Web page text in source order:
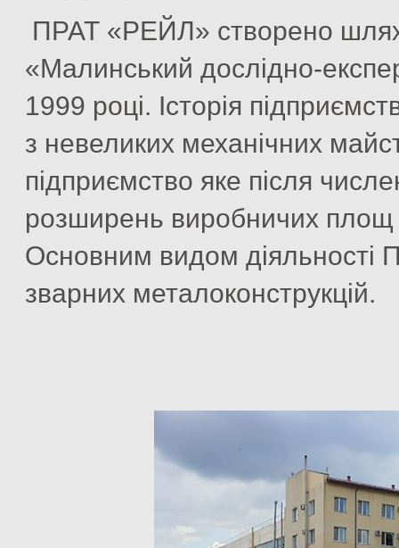
ПРАТ «РЕЙЛ» створено
«Малинський дослідно-
1999 році. Історія
з невеликих механічних
підприємство яке після
розширень виробничих площ
Основним видом
зварних металоконструкцій.